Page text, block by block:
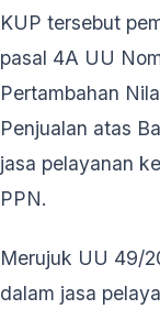
KUP tersebut
pasal 4A UU
Pertambahan
Penjualan atas
jasa pelayanan
PPN.
Merujuk UU 49/
dalam jasa